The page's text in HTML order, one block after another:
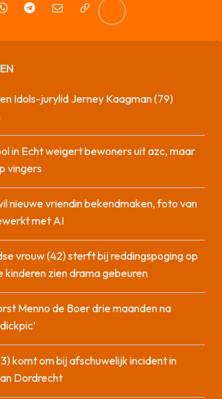
Idols-jurylid Jerney Kaagman (79)
in Echt weigert bewoners uit azc, maar
vingers
nieuwe vriendin bekendmaken, foto van
met AI
vrouw (42) sterft bij reddingspoging op
kinderen zien drama gebeuren
Menno de Boer drie maanden na
komt om bij afschuwelijk incident in
Dordrecht